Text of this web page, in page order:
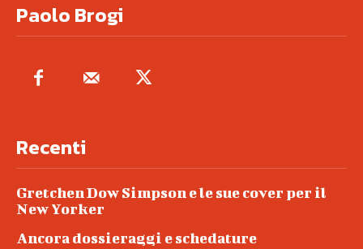
Paolo Brogi
Recenti
Gretchen Dow Simpson e le sue cover per il
New Yorker
Ancora dossieraggi e schedature